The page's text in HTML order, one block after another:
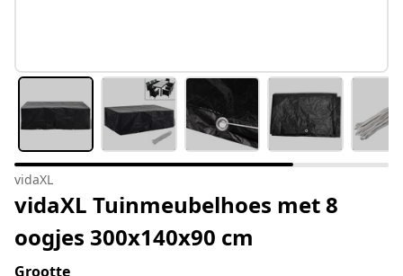
vidaXL
vidaXL Tuinmeubelhoes met 8
oogjes 300x140x90 cm
Grootte